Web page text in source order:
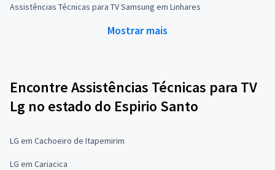
Assistências Técnicas para TV Samsung em Linhares
Mostrar mais
Encontre Assistências Técnicas para TV
Lg no estado do Espirio Santo
LG em Cachoeiro de Itapemirim
LG em Cariacica